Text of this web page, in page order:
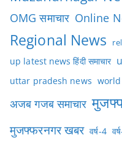
OMG समाचार Online
Regional News
up latest news हिंदी समाचार
uttar pradesh news world
अजब गजब समाचार
मुजफ्फरनगर खबर वर्ष-4